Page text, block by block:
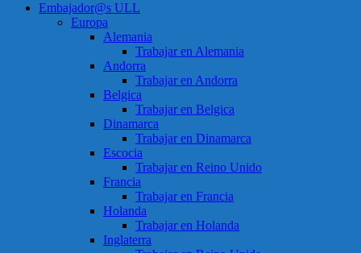
Embajador@s ULL
Europa
Alemania
Trabajar en Alemania
Andorra
Trabajar en Andorra
Belgica
Trabajar en Belgica
Dinamarca
Trabajar en Dinamarca
Escocia
Trabajar en Reino Unido
Francia
Trabajar en Francia
Holanda
Trabajar en Holanda
Inglaterra